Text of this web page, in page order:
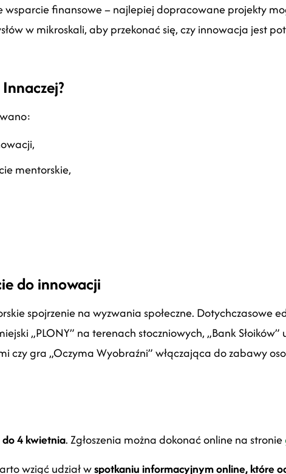
finansowe – najlepiej dopracowane projekty
w mikroskali, aby przekonać się, czy innowacja jest
mentorskie,
do innowacji
spojrzenie na wyzwania społeczne. Dotychczasowe
„PLONY” na terenach stoczniowych, „Bank
czy gra „Oczyma Wyobraźni” włączająca do zabawy
4 kwietnia. Zgłoszenia można dokonać online na stronie
wziąć udział wspotkaniu informacyjnym online, które